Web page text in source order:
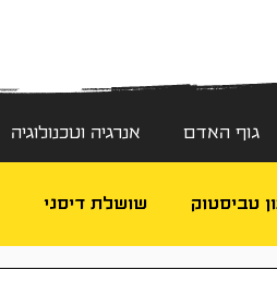
גוף האדם אנרגיה וטכנולוגיה
טביסטוק שושלת דיסני